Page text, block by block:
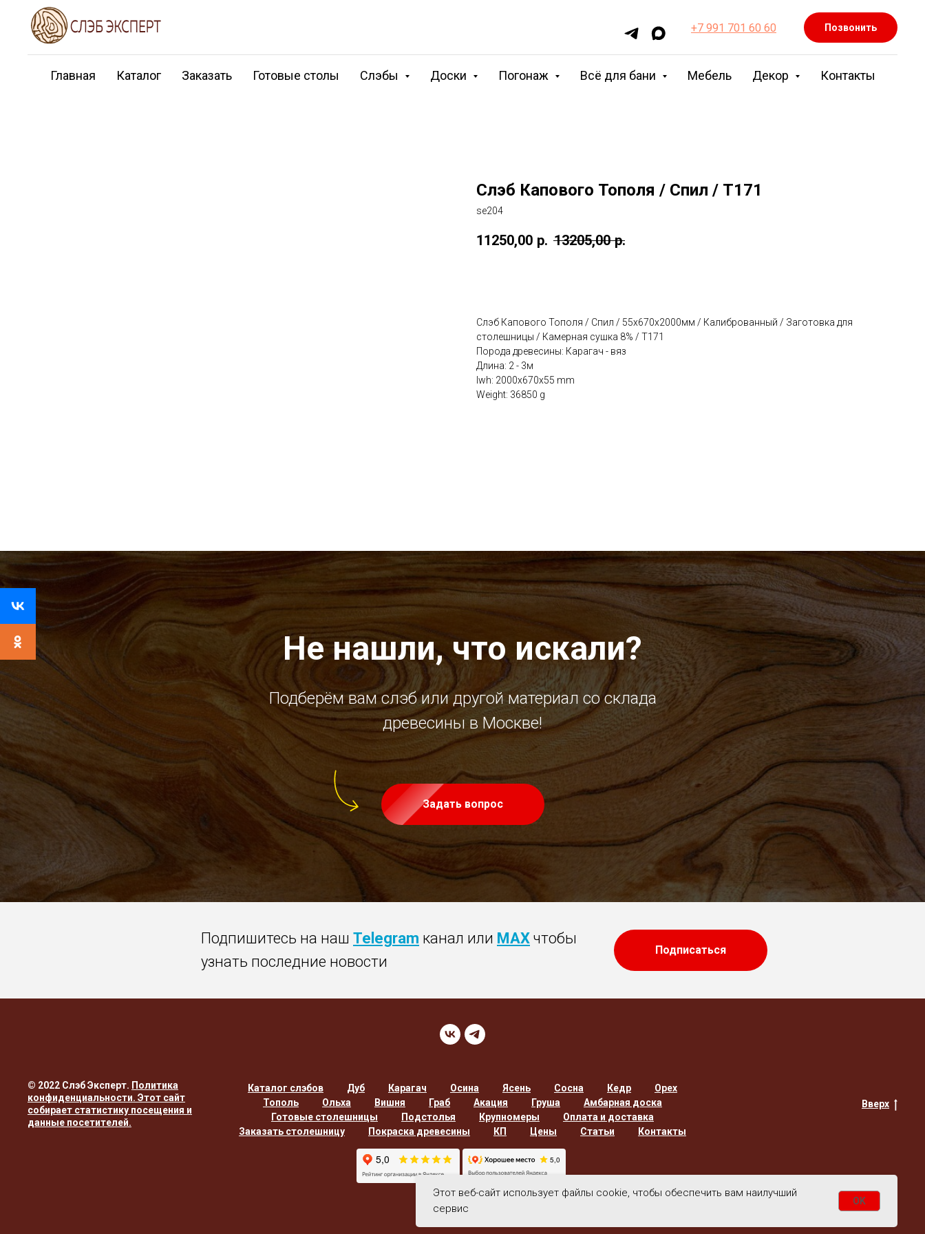
+7 991 701 60 60 Позвонить
Главная Каталог Заказать Готовые столы Слэбы Доски Погонаж Всё для бани Мебель Декор Контакты
Слэб Капового Тополя / Спил / Т171
se204
11250,00 р. 13205,00 р.
Слэб Капового Тополя / Спил / 55х670х2000мм / Калиброванный / Заготовка для
столешницы / Камерная сушка 8% / Т171
Порода древесины: Карагач - вяз
Длина: 2 - 3м
lwh: 2000x670x55 mm
Weight: 36850 g
Не нашли, что искали?
Подберём вам слэб или другой материал со склада
древесины в Москве!
Задать вопрос
Подпишитесь на наш Telegram канал или MAX чтобы
узнать последние новости
Подписаться
© 2022 Слэб Эксперт. Политика
конфиденциальности. Этот сайт
собирает статистику посещения и
данные посетителей.
Каталог слэбов Дуб Карагач Осина Ясень Сосна Кедр
Орех
Тополь
Ольха Вишня Граб Акация Груша
Амбарная доска
Готовые столешницы
Подстолья Крупномеры
Оплата и доставка
Заказать столешницу
Покраска древесины КП Цены Статьи Контакты
Вверх
Этот веб-сайт использует файлы cookie, чтобы обеспечить вам наилучший
сервис
OK